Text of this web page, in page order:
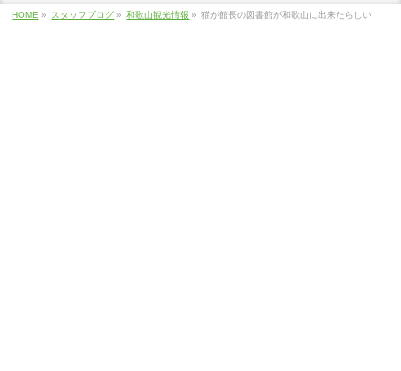
HOME » スタッフブログ » 和歌山観光情報 » 猫が館長の図書館が和歌山に出来たらしい